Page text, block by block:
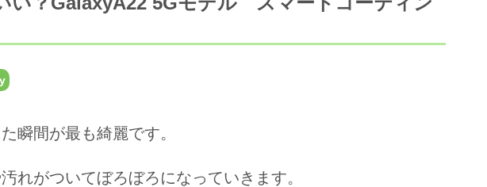
瞬間が最も綺麗です。
れがついてぼろぼろになっていきます。